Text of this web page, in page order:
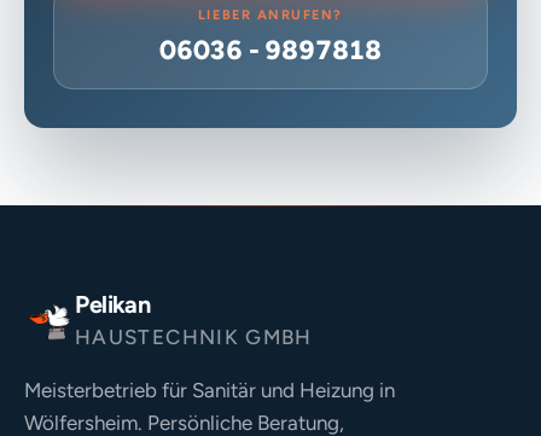
LIEBER ANRUFEN?
06036 - 9897818
Pelikan
HAUSTECHNIK GMBH
Meisterbetrieb für Sanitär und Heizung in
Wölfersheim. Persönliche Beratung,